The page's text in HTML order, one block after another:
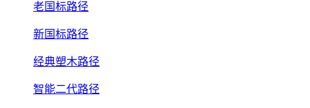
老国标路径
新国标路径
经典塑木路径
智能二代路径